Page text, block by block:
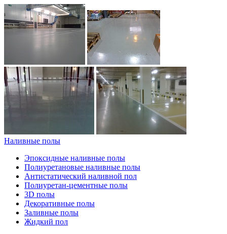
Наливные полы
Эпоксидные наливные полы
Полиуретановые наливные полы
Антистатический наливной пол
Полиуретан-цементные полы
3D полы
Декоративные полы
Заливные полы
Жидкий пол